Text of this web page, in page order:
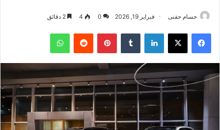
حسام حفنى فبراير 19, 2026 0
4
فيسبوك ‫X لينكدإن بينتيريست واتساب